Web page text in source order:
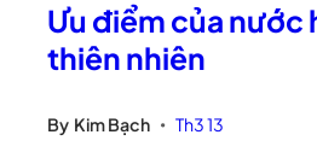
Ưu điểm của nước
thiên nhiên
By Kim Bạch • Th3 13